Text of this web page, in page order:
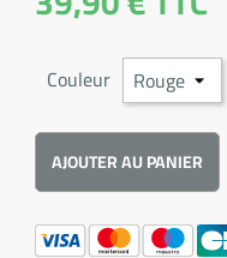
Couleur
AJOUTER AU PANIER